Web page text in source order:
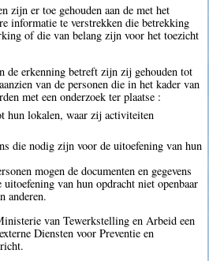
zijn er toe gehouden aan de met het
informatie te verstrekken die betrekking
of die van belang zijn voor het toezicht
de erkenning betreft zijn zij gehouden tot
van de personen die in het kader van
met een onderzoek ter plaatse :
hun lokalen, waar zij activiteiten
die nodig zijn voor de uitoefening van hun
mogen de documenten en gegevens
van hun opdracht niet openbaar
anderen.
van Tewerkstelling en Arbeid een
Diensten voor Preventie en